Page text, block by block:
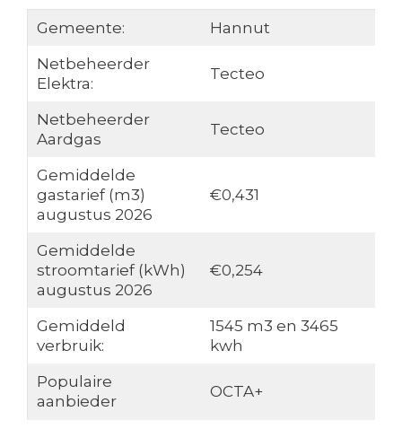
Gemeente:
Hannut
Netbeheerder
Elektra:
Tecteo
Netbeheerder
Aardgas
Tecteo
Gemiddelde
gastarief (m3)
augustus 2026
€0,431
Gemiddelde
stroomtarief (kWh)
augustus 2026
€0,254
Gemiddeld
verbruik:
1545 m3 en 3465
kwh
Populaire
aanbieder
OCTA+